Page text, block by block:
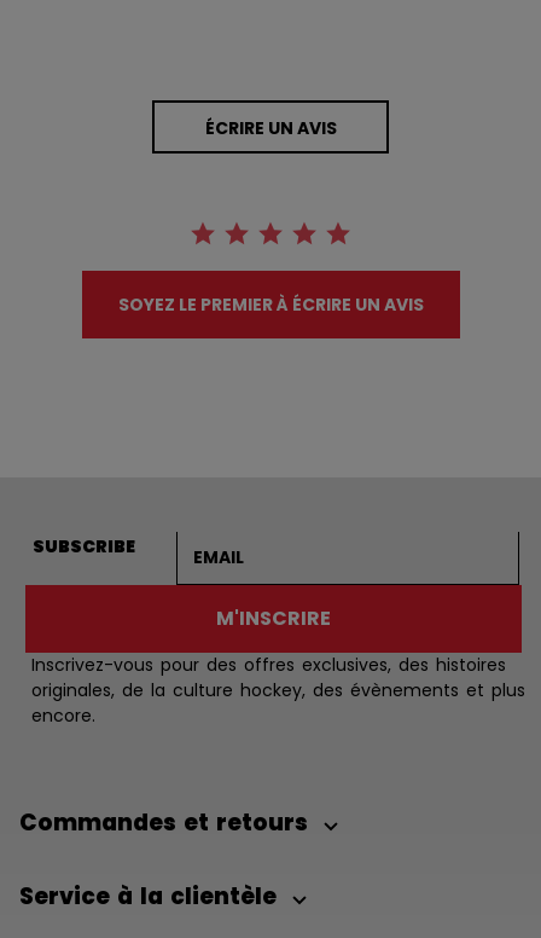
ÉCRIRE UN AVIS
SOYEZ LE PREMIER À ÉCRIRE UN AVIS
SUBSCRIBE
M'INSCRIRE
Inscrivez-vous pour des offres exclusives, des histoires
originales, de la culture hockey, des évènements et plus
encore.
Commandes et retours
Service à la clientèle